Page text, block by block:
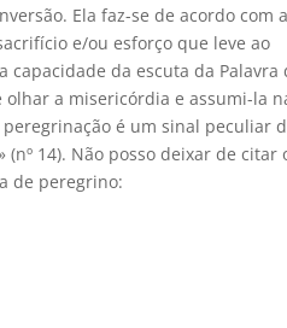
Ela faz-se de acordo com
e/ou esforço que leve ao
capacidade da escuta da Palavra
olhar a misericórdia e assumi-la
é um sinal peculiar
14). Não posso deixar de citar
de peregrino: